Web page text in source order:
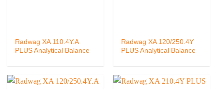
Radwag XA 110.4Y.A
PLUS Analytical Balance
Radwag XA 120/250.4Y
PLUS Analytical Balance